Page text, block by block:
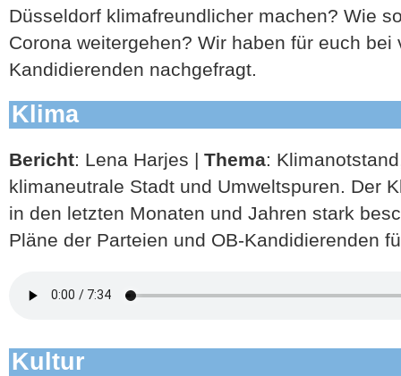
Düsseldorf klimafreundlicher machen? Wie
Corona weitergehen? Wir haben für euch bei
Kandidierenden nachgefragt.
Klima
Bericht: Lena Harjes | Thema:
klimaneutrale Stadt und Umweltspuren. Der
in den letzten Monaten und Jahren stark
Pläne der Parteien und OB-Kandidierenden
Kultur